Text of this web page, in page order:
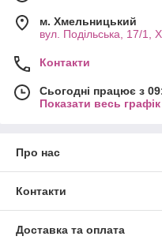
м. Хмельницький
вул. Подільська, 17/1,
Контакти
Сьогодні працює з
Показати весь
Про нас
Контакти
Доставка та оплата